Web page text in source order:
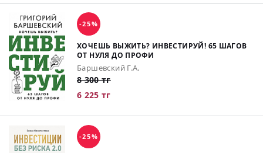
-25%
ХОЧЕШЬ ВЫЖИТЬ? ИНВЕСТИРУЙ! 65 ШАГОВ
ОТ НУЛЯ ДО ПРОФИ
Баршевский Г.А.
8 300 тг
6 225 тг
-25%